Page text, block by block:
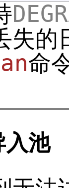
失的
命
入池